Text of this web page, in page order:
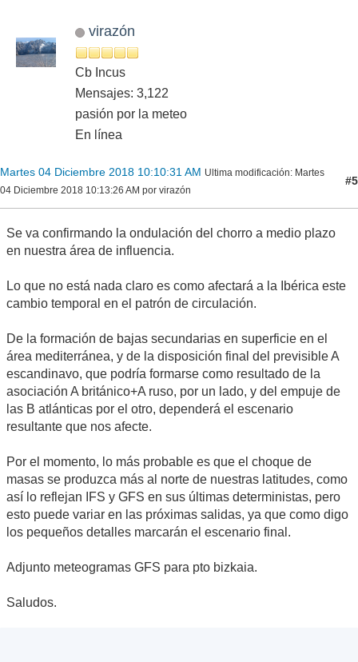
virazón
Cb Incus
Mensajes: 3,122
pasión por la meteo
En línea
Martes 04 Diciembre 2018 10:10:31 AM Ultima modificación: Martes
04 Diciembre 2018 10:13:26 AM por virazón
#5
Se va confirmando la ondulación del chorro a medio plazo
en nuestra área de influencia.
Lo que no está nada claro es como afectará a la Ibérica este
cambio temporal en el patrón de circulación.
De la formación de bajas secundarias en superficie en el
área mediterránea, y de la disposición final del previsible A
escandinavo, que podría formarse como resultado de la
asociación A británico+A ruso, por un lado, y del empuje de
las B atlánticas por el otro, dependerá el escenario
resultante que nos afecte.
Por el momento, lo más probable es que el choque de
masas se produzca más al norte de nuestras latitudes, como
así lo reflejan IFS y GFS en sus últimas deterministas, pero
esto puede variar en las próximas salidas, ya que como digo
los pequeños detalles marcarán el escenario final.
Adjunto meteogramas GFS para pto bizkaia.
Saludos.